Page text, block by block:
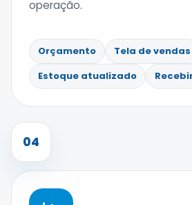
operação.
Orçamento
Tela de vendas
Estoque atualizado
04